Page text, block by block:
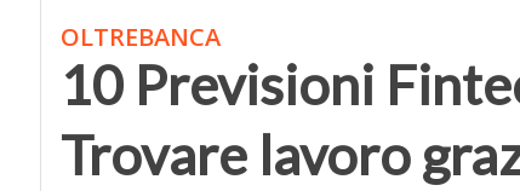
OLTREBANCA
10 Previsioni
Trovare lavoro